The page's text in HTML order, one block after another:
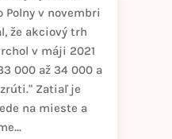
v novembri
že akciový trh
v máji 2021
000 až 34 000 a
Zatiaľ je
na mieste a